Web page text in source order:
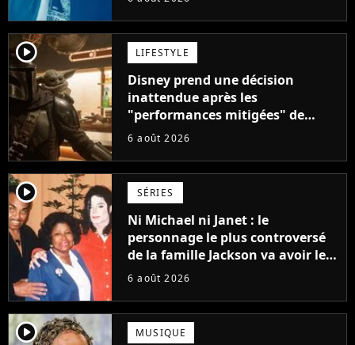
player2 LIFESTYLE
Disney prend une décision
inattendue après les
"performances mitigées" de
Vaiana et The Mandalorian &
6 août 2026
player2 SÉRIES
Ni Michael ni Janet : le
personnage le plus controversé
de la famille Jackson va avoir le
droit à sa propre série
6 août 2026
player2 MUSIQUE